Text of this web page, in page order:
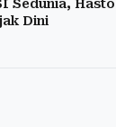
Sedunia,
Dini